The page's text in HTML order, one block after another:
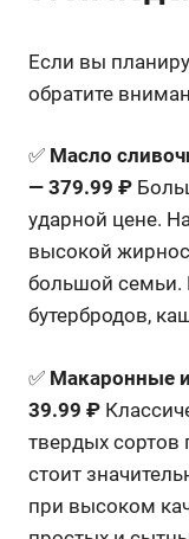
Если вы
обратите
✅ Масло
— 379.99 ₽
ударной цене.
высокой
большой семьи.
бутербродов,
✅ Макаронные
39.99 ₽
твердых
стоит
при высоком